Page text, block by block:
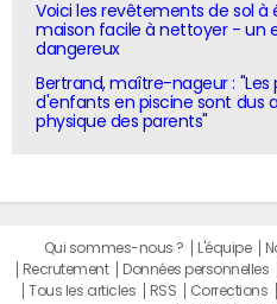
Voici les revêtements de sol à
maison facile à nettoyer - un
dangereux
Bertrand, maître-nageur :
d'enfants en piscine sont dus
physique des parents"
Qui sommes-nous ? L'équipe
Recrutement
Données personnelles
Tous les articles
RSS Corrections